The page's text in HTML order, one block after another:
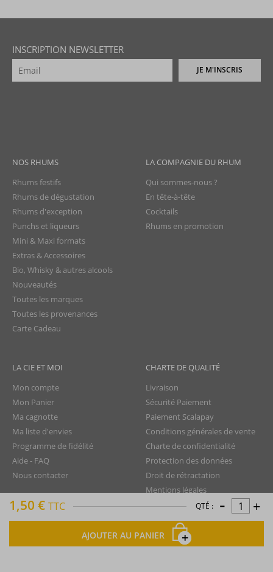
1,50 € TTC QTÉ : - +
AJOUTER AU PANIER
INSCRIPTION NEWSLETTER
JE M'INSCRIS
NOS RHUMS
Rhums festifs
Rhums de dégustation
Rhums d'exception
Punchs et liqueurs
Mini & Maxi formats
Extras & Accessoires
Bio, Whisky & autres alcools
Nouveautés
Toutes les marques
Toutes les provenances
Carte Cadeau
LA COMPAGNIE DU RHUM
Qui sommes-nous ?
En tête-à-tête
Cocktails
Rhums en promotion
LA CIE ET MOI
Mon compte
Mon Panier
Ma cagnotte
Ma liste d'envies
Programme de fidélité
Aide - FAQ
Nous contacter
CHARTE DE QUALITÉ
Livraison
Sécurité Paiement
Paiement Scalapay
Conditions générales de vente
Charte de confidentialité
Protection des données
Droit de rétractation
Mentions légales
Plan du site